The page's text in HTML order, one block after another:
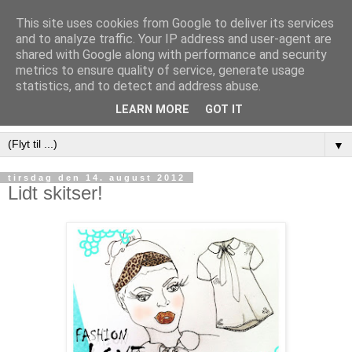
▼
tirsdag den 14. august 2012
Lidt skitser!
This site uses cookies from Google to deliver its services
and to analyze traffic. Your IP address and user-agent are
shared with Google along with performance and security
metrics to ensure quality of service, generate usage
statistics, and to detect and address abuse.
LEARN MORE GOT IT